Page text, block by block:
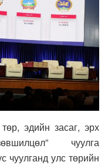
эдийн засаг, эрх
чуулга
чуулганд улс төрийн